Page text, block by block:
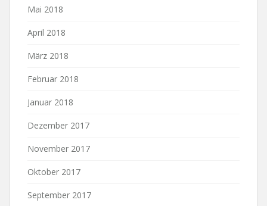
Mai 2018
April 2018
März 2018
Februar 2018
Januar 2018
Dezember 2017
November 2017
Oktober 2017
September 2017